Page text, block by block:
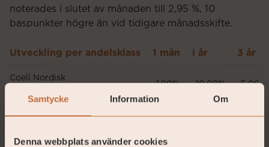
Samtycke Information Om
Denna webbplats använder cookies
noterades i slutet av månaden till 2,95 %, 10
baspunkter högre än vid tidigare månadsskifte.
Utveckling per andelsklass 1 mån i år 3 år
Coeli Nordisk
-1.90% -10.08% -5.06%